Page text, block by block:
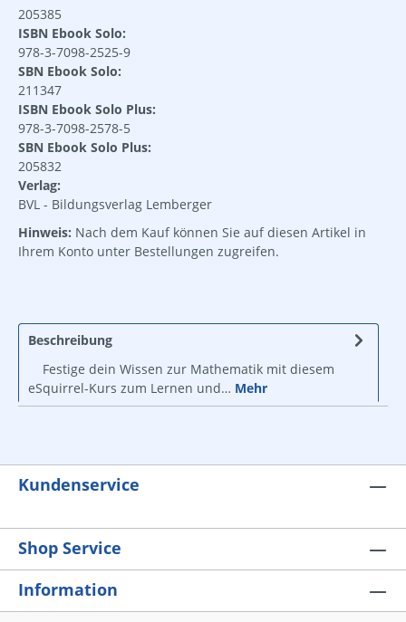
205385
ISBN Ebook Solo:
978-3-7098-2525-9
SBN Ebook Solo:
211347
ISBN Ebook Solo Plus:
978-3-7098-2578-5
SBN Ebook Solo Plus:
205832
Verlag:
BVL - Bildungsverlag Lemberger
Hinweis: Nach dem Kauf können Sie auf diesen Artikel in
Ihrem Konto unter Bestellungen zugreifen.
Beschreibung
Festige dein Wissen zur Mathematik mit diesem
eSquirrel-Kurs zum Lernen und… Mehr
Kundenservice
Shop Service
Information